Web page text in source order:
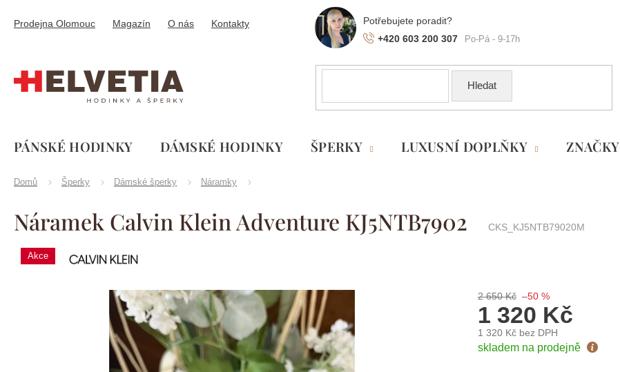
obsah
+420 603 200 307
Prodejna Olomouc Magazín O nás Kontakty
Hledat
PÁNSKÉ HODINKY DÁMSKÉ HODINKY ŠPERKY LUXUSNÍ DOPLŇKY ZNAČKY
Domů Šperky Dámské šperky Náramky
Náramek Calvin Klein Adventure KJ5NTB7902 CKS_KJ5NTB79020M
Akce Značka:
Calvin
Klein
2 650 Kč –50 %
1 320 Kč
1 320 Kč bez DPH
Měrná
skladem na prodejně